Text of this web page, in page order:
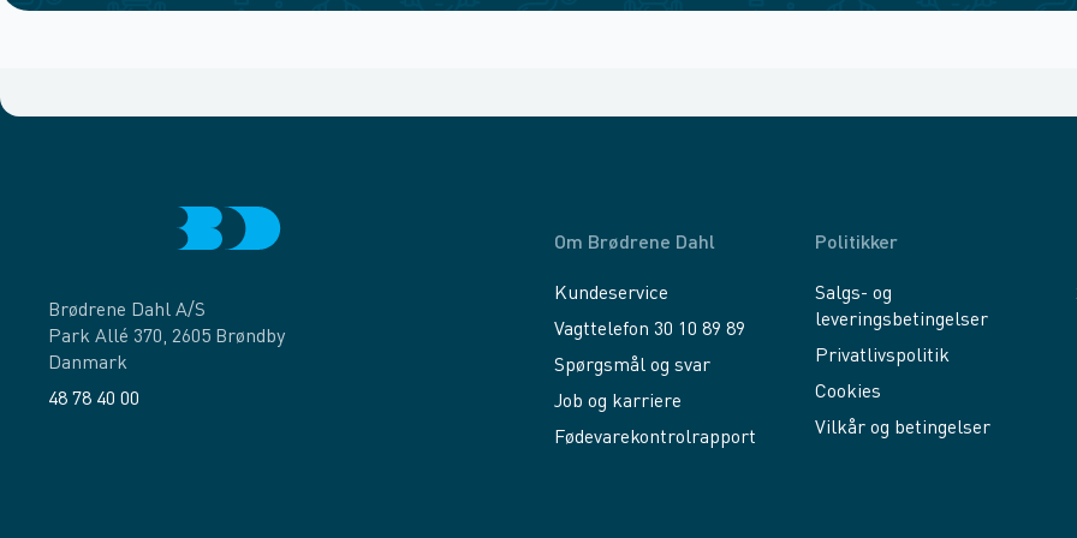
Brødrene Dahl A/S
Park Allé 370, 2605 Brøndby
Danmark
48 78 40 00
Om Brødrene Dahl
Kundeservice
Vagttelefon 30 10 89 89
Spørgsmål og svar
Job og karriere
Fødevarekontrolrapport
Politikker
Salgs- og
leveringsbetingelser
Privatlivspolitik
Cookies
Vilkår og betingelser